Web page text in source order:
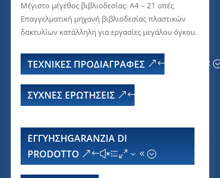
Μέγιστο μέγεθος βιβλιοδεσίας: A4 – 21 οπές
Επαγγελματική μηχανή βιβλιοδεσίας πλαστικών
δακτυλίων κατάλληλη για εργασίες μεγάλου όγκου.
ΤΕΧΝΙΚΕΣ ΠΡΟΔΙΑΓΡΑΦΕΣ
ΣΥΧΝΈΣ ΕΡΩΤΉΣΕΙΣ
ΕΓΓΥΗΣΗGARANZIA DI
PRODOTTO